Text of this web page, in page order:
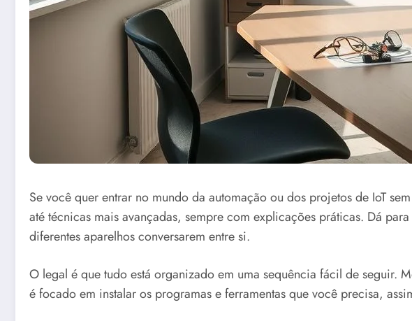
Se você quer entrar no mundo da automação ou dos projetos de IoT
até técnicas mais avançadas, sempre com explicações práticas. Dá
diferentes aparelhos conversarem entre si.
O legal é que tudo está organizado em uma sequência fácil de seguir.
é focado em instalar os programas e ferramentas que você precisa,